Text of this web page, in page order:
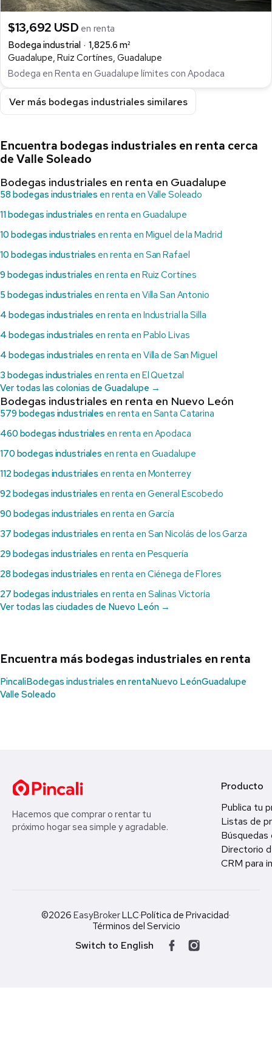
$13,692 USD en renta
Bodega industrial
1,825.6 m²
Guadalupe, Ruiz Cortínes, Guadalupe
Bodega en Renta en Guadalupe límites con Apodaca
Ver más bodegas industriales similares
Encuentra bodegas industriales en renta cerca
de Valle Soleado
Bodegas industriales en renta en Guadalupe
58 bodegas industriales en renta en Valle Soleado
11 bodegas industriales en renta en Guadalupe
10 bodegas industriales en renta en Miguel de la Madrid
10 bodegas industriales en renta en San Rafael
9 bodegas industriales en renta en Ruiz Cortínes
5 bodegas industriales en renta en Villa San Antonio
4 bodegas industriales en renta en Industrial la Silla
4 bodegas industriales en renta en Pablo Livas
4 bodegas industriales en renta en Villa de San Miguel
3 bodegas industriales en renta en El Quetzal
Ver todas las colonias de Guadalupe →
Bodegas industriales en renta en Nuevo León
579 bodegas industriales en renta en Santa Catarina
460 bodegas industriales en renta en Apodaca
170 bodegas industriales en renta en Guadalupe
112 bodegas industriales en renta en Monterrey
92 bodegas industriales en renta en General Escobedo
90 bodegas industriales en renta en García
37 bodegas industriales en renta en San Nicolás de los Garza
29 bodegas industriales en renta en Pesquería
28 bodegas industriales en renta en Ciénega de Flores
27 bodegas industriales en renta en Salinas Victoria
Ver todas las ciudades de Nuevo León →
Encuentra más bodegas industriales en renta
PincaliBodegas industriales en rentaNuevo LeónGuadalupe
Valle Soleado
Hacemos que comprar o rentar tu
próximo hogar sea simple y agradable.
Producto
Publica tu
Listas de
Búsquedas
Directorio
CRM para
©2026 EasyBrokerLLC·Política de Privacidad·
Términos del Servicio
Switch to English